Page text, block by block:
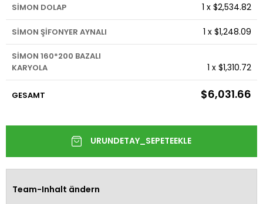
SİMON DOLAP 1 x $2,534.82
SİMON ŞİFONYER AYNALI 1 x $1,248.09
SİMON 160*200 BAZALI
KARYOLA
1 x $1,310.72
GESAMT $6,031.66
Team-Inhalt ändern